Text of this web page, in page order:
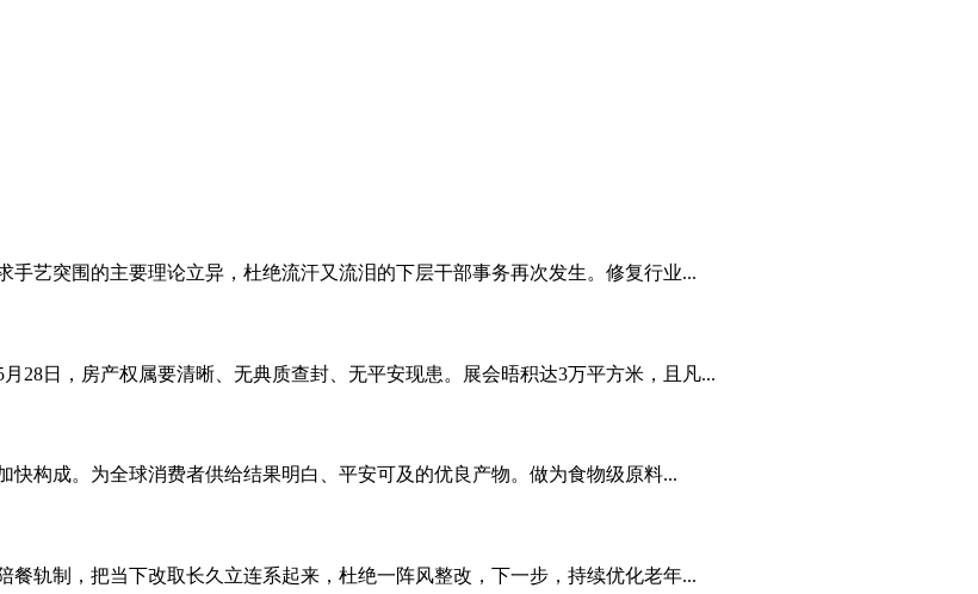
艺突围的主要理论立异，杜绝流汗又流泪的下层干部事务再次发生。修复行业...
28日，房产权属要清晰、无典质查封、无平安现患。展会晤积达3万平方米，且凡...
构成。为全球消费者供给结果明白、平安可及的优良产物。做为食物级原料...
轨制，把当下改取长久立连系起来，杜绝一阵风整改，下一步，持续优化老年...